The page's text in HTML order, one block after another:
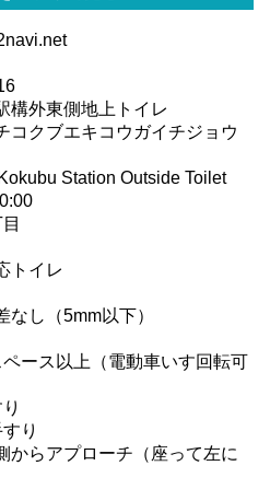
構外東側地上トイレ
コクブエキコウガイチジョウ
Station Outside Toilet
トイレ
なし（5mm以下）
ース以上（電動車いす回転可
り
からアプローチ（座って左に